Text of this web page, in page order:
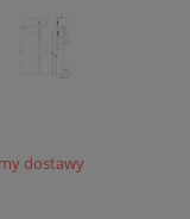
dostawy